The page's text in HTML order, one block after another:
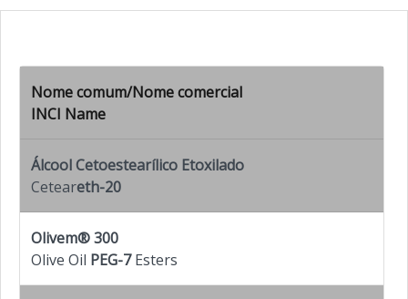
Nome comum/Nome comercial
INCI Name
Álcool Cetoestearílico Etoxilado
Ceteareth-20
Olivem®300
Olive Oil PEG-7Esters